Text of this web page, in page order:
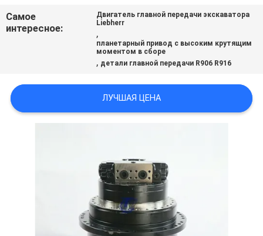
СЛУЧАИ
ОТПРАВИТЬ
ЗАПРОС
SITEMAP
УЕДИНЕНИЯ
Самое
интересное:
Двигатель главной передачи экскаватора
Liebherr
,
планетарный привод с высоким крутящим
моментом в сборе
, детали главной передачи R906 R916
ЛУЧШАЯ ЦЕНА